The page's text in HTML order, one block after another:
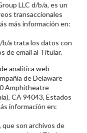
LLC d/b/a, es un
transaccionales
más información en:
b/a trata los datos con
de email al Titular.
analítica web
de Delaware
Amphitheatre
CA 94043, Estados
información en:
que son archivos de